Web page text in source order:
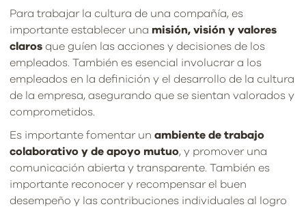
Para trabajar la cultura de una compañía, es
importante establecer una misión, visión y valores
claros que guíen las acciones y decisiones de los
empleados. También es esencial involucrar a los
empleados en la definición y el desarrollo de la cultura
de la empresa, asegurando que se sientan valorados y
comprometidos.
Es importante fomentar un ambiente de trabajo
colaborativo y de apoyo mutuo, y promover una
comunicación abierta y transparente. También es
importante reconocer y recompensar el buen
desempeño y las contribuciones individuales al logro